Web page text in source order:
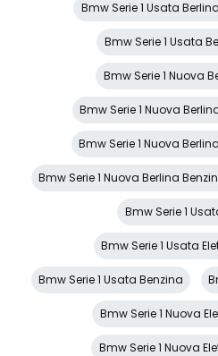
Bmw Serie 1 Usata
Bmw Serie 1 Usata
Bmw Serie 1 Nuova
Bmw Serie 1 Nuova
Bmw Serie 1 Nuova
Bmw Serie 1 Nuova Berlina
Bmw Serie 1
Bmw Serie 1 Usata
Bmw Serie 1 Usata Benzina
Bmw Serie 1 Nuova
Bmw Serie 1 Nuova